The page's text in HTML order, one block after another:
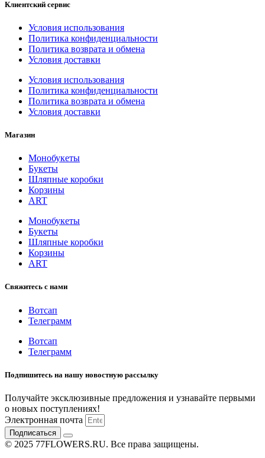
товар
несколько
вариаций.
Опции
можно
выбрать
странице
товара.
Клиентский сервис
Условия использования
Политика конфиденциальности
Политика возврата и обмена
Условия доставки
Условия использования
Политика конфиденциальности
Политика возврата и обмена
Условия доставки
Магазин
Монобукеты
Букеты
Шляпные коробки
Корзины
ART
Монобукеты
Букеты
Шляпные коробки
Корзины
ART
Свяжитесь с нами
Вотсап
Телеграмм
Вотсап
Телеграмм
Подпишитесь на нашу новостную рассылку
Получайте эксклюзивные предложения и узнавайте первыми
о новых поступлениях!
Электронная почта
Подписаться
© 2025 77FLOWERS.RU. Все права защищены.